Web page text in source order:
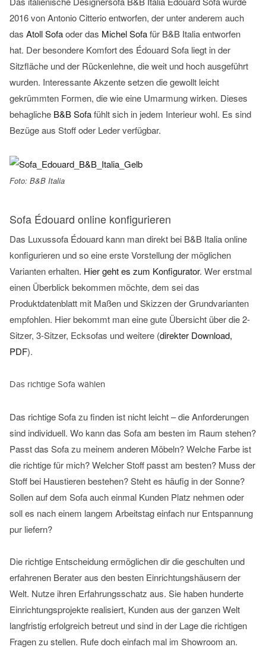
2016 von Antonio Citterio entworfen, der unter anderem auch
das Atoll Sofaoder das Michel Sofafür B&B Italia entworfen
hat. Der besondere Komfort des Édouard Sofa liegt in der
Sitzfläche und der Rückenlehne, die weit und hoch ausgeführt
wurden. Interessante Akzente setzen die gewollt leicht
gekrümmten Formen, die wie eine Umarmung wirken. Dieses
behagliche B&B Sofafühlt sich in jedem Interieur wohl. Es sind
Bezüge aus Stoff oder Leder verfügbar.
Foto: B&B Italia
Sofa Édouard online konfigurieren
Das Luxussofa Édouard kann man direkt bei B&B Italia online
konfigurieren und so eine erste Vorstellung der möglichen
Varianten erhalten. Hier geht es zum Konfigurator. Wer erstmal
einen Überblick bekommen möchte, dem sei das
Produktdatenblatt mit Maßen und Skizzen der Grundvarianten
empfohlen. Hier bekommt man eine gute Übersicht über die 2-
Sitzer, 3-Sitzer, Ecksofas und weitere (direkter Download,
PDF).
Das richtige Sofa wählen
Das richtige Sofa zu finden ist nicht leicht – die Anforderungen
sind individuell. Wo kann das Sofa am besten im Raum stehen?
Passt das Sofa zu meinem anderen Möbeln? Welche Farbe ist
die richtige für mich? Welcher Stoff passt am besten? Muss der
Stoff bei Haustieren bestehen? Steht es häufig in der Sonne?
Sollen auf dem Sofa auch einmal Kunden Platz nehmen oder
soll es nach einem langem Arbeitstag einfach nur Entspannung
pur liefern?
Die richtige Entscheidung ermöglichen dir die geschulten und
erfahrenen Berater aus den besten Einrichtungshäusern der
Welt. Nutze ihren Erfahrungsschatz aus. Sie haben hunderte
Einrichtungsprojekte realisiert, Kunden aus der ganzen Welt
langfristig erfolgreich betreut und sind in der Lage die richtigen
Fragen zu stellen. Rufe doch einfach mal im Showroom an.